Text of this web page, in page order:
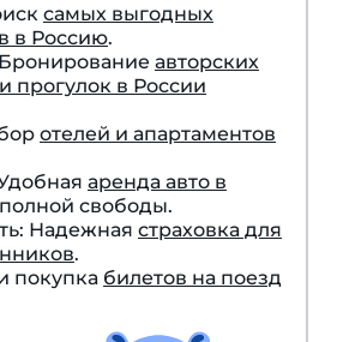
самых выгодных
в Россию.
авторских
прогулок в России
отелей и апартаментов
аренда авто в
свободы.
Надежная страховка для
.
покупка билетов на поезд